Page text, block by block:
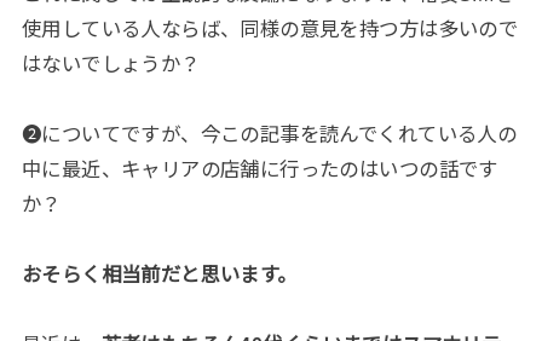
使用している人ならば、同様の意見を持つ方は多いので
はないでしょうか？
❷についてですが、今この記事を読んでくれている人の
中に最近、キャリアの店舗に行ったのはいつの話です
か？
おそらく相当前だと思います。